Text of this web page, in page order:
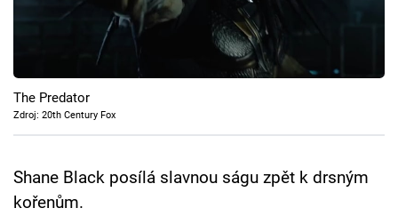
Cool Esport
Pořady
TV Program
The Predator
Zdroj: 20th Century Fox
Shane Black posílá slavnou ságu zpět k drsným
kořenům.